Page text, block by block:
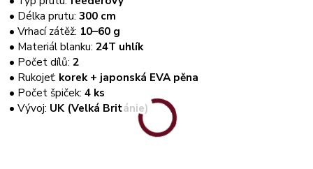
• Délka prutu:300 cm
• Vrhací zátěž: 10–60 g
• Materiál blanku:24T uhlík
• Počet dílů:2
• Rukojeť: korek + japonská EVA pěna
• Počet špiček:4 ks
• Vývoj: UK (Velká Británie)